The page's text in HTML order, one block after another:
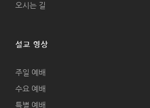
오시는 길
설교 영상
주일 예배
수요 예배
특별 예배